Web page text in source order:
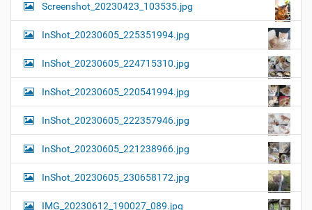
Screenshot_20230423_103535.jpg
InShot_20230605_225351994.jpg
InShot_20230605_224715310.jpg
InShot_20230605_220541994.jpg
InShot_20230605_222357946.jpg
InShot_20230605_221238966.jpg
InShot_20230605_230658172.jpg
IMG_20230612_190027_089.jpg